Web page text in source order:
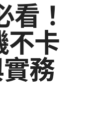
！
不卡
務